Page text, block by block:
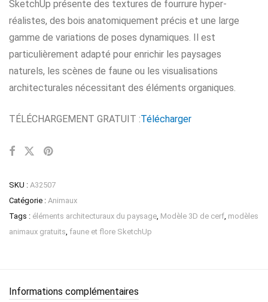
SketchUp présente des textures de fourrure hyper-
réalistes, des bois anatomiquement précis et une large
gamme de variations de poses dynamiques. Il est
particulièrement adapté pour enrichir les paysages
naturels, les scènes de faune ou les visualisations
architecturales nécessitant des éléments organiques.
TÉLÉCHARGEMENT GRATUIT :Télécharger
SKU : A32507
Catégorie : Animaux
Tags : éléments architecturaux du paysage, Modèle 3D de cerf, modèles
animaux gratuits, faune et flore SketchUp
Informations complémentaires